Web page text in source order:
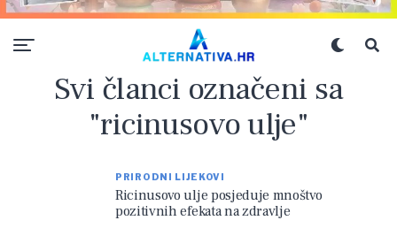
Svi članci označeni sa
"ricinusovo ulje"
PRIRODNI LIJEKOVI
Ricinusovo ulje posjeduje mnoštvo
pozitivnih efekata na zdravlje